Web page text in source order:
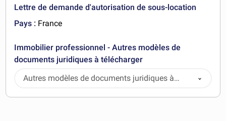
Lettre de demande d'autorisation de sous-location
Pays : France
Immobilier professionnel - Autres modèles de
documents juridiques à télécharger
Autres modèles de documents juridiques à
télécharger